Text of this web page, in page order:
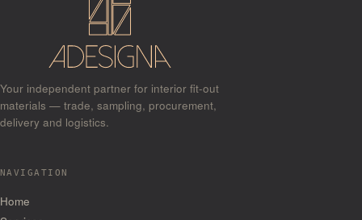
Your independent partner for interior fit-out
materials — trade, sampling, procurement,
delivery and logistics.
NAVIGATION
Home